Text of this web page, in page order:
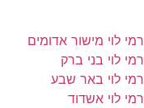
רמי לוי מישור אדומים
רמי לוי בני ברק
רמי לוי באר שבע
רמי לוי אשדוד